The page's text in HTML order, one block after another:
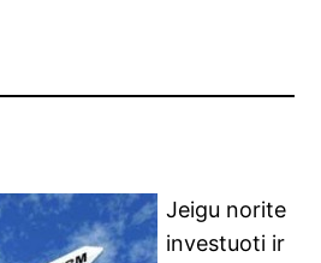
Jeigu norite
investuoti ir